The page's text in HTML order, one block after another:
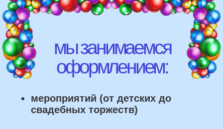
рестораны, магазины)